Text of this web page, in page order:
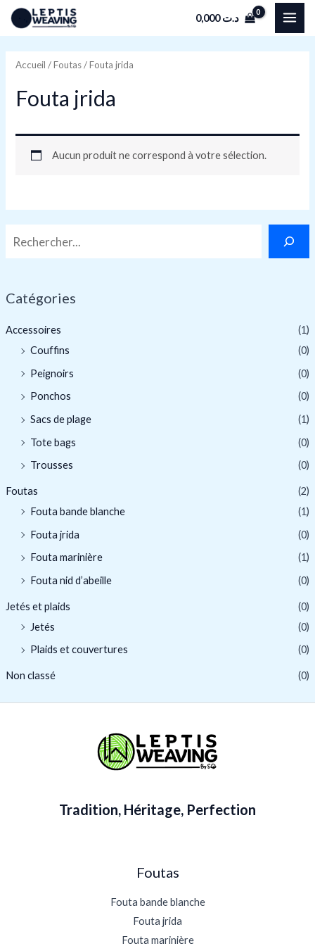
Aller
د.ت0,000
R
e
d
p
Catégories
Accessoires
(1)
Couffins
(0)
Peignoirs
(0)
Ponchos
(0)
Sacs de plage
(1)
Tote bags
(0)
Trousses
(0)
Foutas
(2)
Fouta bande blanche
(1)
Fouta jrida
(0)
Fouta marinière
(1)
Fouta nid d’abeille
(0)
Jetés et plaids
(0)
Jetés
(0)
Plaids et couvertures
(0)
Non classé (0)
Accueil /Foutas/ Fouta jrida
Fouta jrida
Aucun produit ne correspond à votre sélection.
Tradition, Héritage, Perfection
Foutas
Fouta bande blanche
Fouta jrida
Fouta marinière